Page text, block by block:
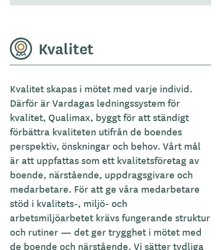
Kvalitet
Kvalitet skapas i mötet med varje individ.
Därför är Vardagas ledningssystem för
kvalitet, Qualimax, byggt för att ständigt
förbättra kvaliteten utifrån de boendes
perspektiv, önskningar och behov. Vårt mål
är att uppfattas som ett kvalitetsföretag av
boende, närstående, uppdragsgivare och
medarbetare. För att ge våra medarbetare
stöd i kvalitets-, miljö- och
arbetsmiljöarbetet krävs fungerande struktur
och rutiner — det ger trygghet i mötet med
de boende och närstående. Vi sätter tydliga